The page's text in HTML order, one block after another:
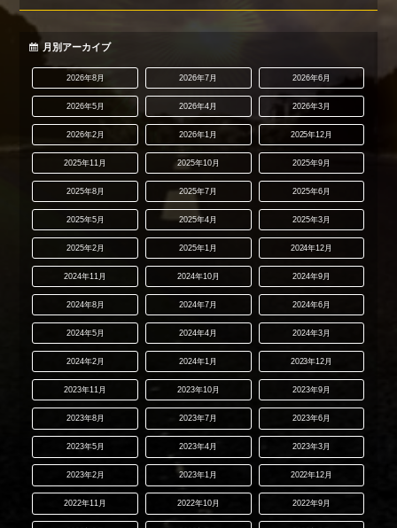
月別アーカイブ
2026年8月 2026年7月 2026年6月
2026年5月 2026年4月 2026年3月
2026年2月 2026年1月 2025年12月
2025年11月 2025年10月 2025年9月
2025年8月 2025年7月 2025年6月
2025年5月 2025年4月 2025年3月
2025年2月 2025年1月 2024年12月
2024年11月 2024年10月 2024年9月
2024年8月 2024年7月 2024年6月
2024年5月 2024年4月 2024年3月
2024年2月 2024年1月 2023年12月
2023年11月 2023年10月 2023年9月
2023年8月 2023年7月 2023年6月
2023年5月 2023年4月 2023年3月
2023年2月 2023年1月 2022年12月
2022年11月 2022年10月 2022年9月